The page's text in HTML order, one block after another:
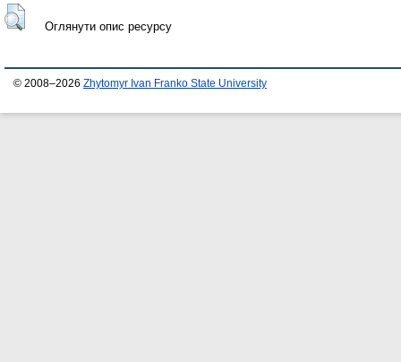
Оглянути опис ресурсу
© 2008–2026 Zhytomyr Ivan Franko State University